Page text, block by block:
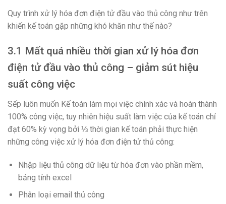
Quy trình xử lý hóa đơn điện tử đầu vào thủ công như trên
khiến kế toán gặp những khó khăn như thế nào?
3.1 Mất quá nhiều thời gian xử lý hóa đơn
điện tử đầu vào thủ công – giảm sút hiệu
suất công việc
Sếp luôn muốn Kế toán làm mọi việc chính xác và hoàn thành
100% công việc, tuy nhiên hiệu suất làm việc của kế toán chỉ
đạt 60% kỳ vọng bởi ⅓ thời gian kế toán phải thực hiện
những công việc xử lý hóa đơn điện tử thủ công:
Nhập liệu thủ công dữ liệu từ hóa đơn vào phần mềm,
bảng tính excel
Phân loại email thủ công